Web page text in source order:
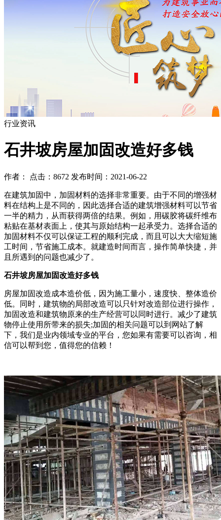
行业资讯
石井坡房屋加固改造好多钱
作者： 点击：8672 发布时间：2021-06-22
在建筑加固中，加固材料的选择非常重要。由于不同的增强材
料在结构上是不同的，因此选择合适的建筑增强材料可以节省
一半的精力，从而获得两倍的结果。例如，用碳胶将碳纤维布
粘贴在基材表面上，使其与原始结构一起承受力。选择合适的
加固材料不仅可以保证工程的顺利完成，而且可以大大缩短施
工时间，节省施工成本。就建造时间而言，操作简单快捷，并
且所遇到的问题也减少了。
石井坡房屋加固改造好多钱
房屋加固改造成本造价低，因为施工量小，速度快、整体造价
低。同时，建筑物的局部改造可以只针对改造部位进行操作，
加固改造和建筑物原来的生产经营可以同时进行。减少了建筑
物停止使用所带来的损失;加固的相关问题可以到网站了解
下，我们是业内领域专业的平台，您如果有需要可以咨询，相
信可以帮到您，值得您的信赖！